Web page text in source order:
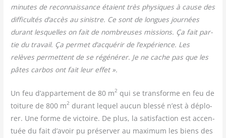
minutes de recon­nais­sance étaient très phy­siques à cause des
dif­fi­cul­tés d’accès au sinistre. Ce sont de longues jour­nées
durant les­quelles on fait de nom­breuses mis­sions. Ça fait par­
tie du tra­vail. Ça per­met d’acquérir de l’expérience. Les
relèves per­mettent de se régé­né­rer. Je ne cache pas que les
pâtes car­bos ont fait leur effet ».
Un feu d’appartement de 80 m2 qui se trans­forme en feu de
toi­ture de 800 m2 durant lequel aucun bles­sé n’est à déplo­
rer. Une forme de vic­toire. De plus, la satis­fac­tion est accen­
tuée du fait d’avoir pu pré­ser­ver au maxi­mum les biens des